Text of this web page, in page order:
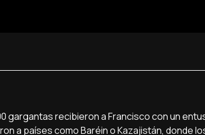
gargantas recibieron a Francisco con un
a países como Baréin o Kazajistán, donde